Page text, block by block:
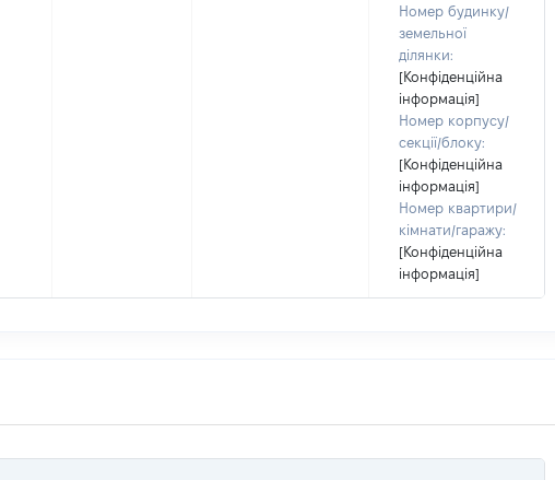
Номер будинку/
земельної
ділянки:
[Конфіденційна
інформація]
Номер корпусу/
секції/блоку:
[Конфіденційна
інформація]
Номер квартири/
кімнати/гаражу:
[Конфіденційна
інформація]